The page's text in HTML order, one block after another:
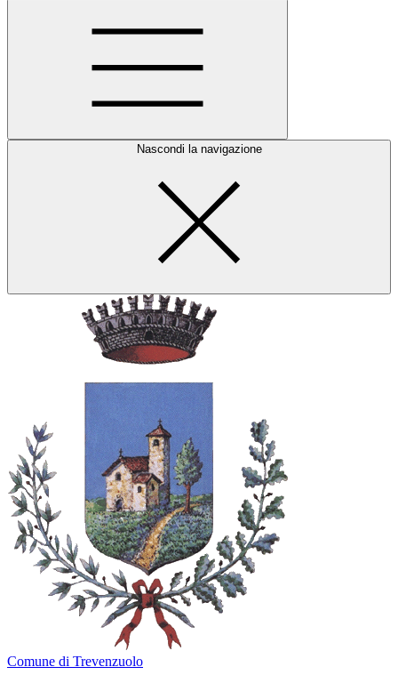
Nascondi la navigazione
Comune di Trevenzuolo